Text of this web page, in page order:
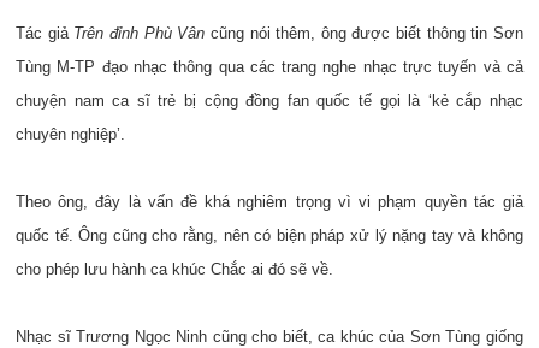
Tác giả Trên đỉnh Phù Vân cũng nói thêm, ông được biết thông tin Sơn
Tùng M-TP đạo nhạc thông qua các trang nghe nhạc trực tuyến và cả
chuyện nam ca sĩ trẻ bị cộng đồng fan quốc tế gọi là ‘kẻ cắp nhạc
chuyên nghiệp’.
Theo ông, đây là vấn đề khá nghiêm trọng vì vi phạm quyền tác giả
quốc tế. Ông cũng cho rằng, nên có biện pháp xử lý nặng tay và không
cho phép lưu hành ca khúc Chắc ai đó sẽ về.
Nhạc sĩ Trương Ngọc Ninh cũng cho biết, ca khúc của Sơn Tùng giống